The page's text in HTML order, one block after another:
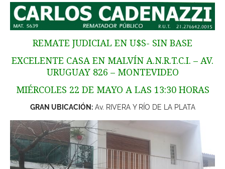
REMATE JUDICIAL EN U$S- SIN BASE
EXCELENTE CASA EN MALVÍN A.N.R.T.C.I. – AV.
URUGUAY 826 – MONTEVIDEO
MIÉRCOLES 22 DE MAYO A LAS 13:30 HORAS
GRAN UBICACIÓN:Av. RIVERA Y RÍO DE LA PLATA